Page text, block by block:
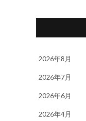
2026年8月
2026年7月
2026年6月
2026年4月